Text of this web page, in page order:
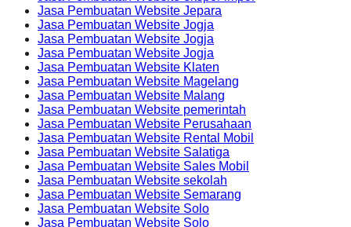
Jasa Pembuatan Website Jepara
Jasa Pembuatan Website Jogja
Jasa Pembuatan Website Jogja
Jasa Pembuatan Website Jogja
Jasa Pembuatan Website Klaten
Jasa Pembuatan Website Magelang
Jasa Pembuatan Website Malang
Jasa Pembuatan Website pemerintah
Jasa Pembuatan Website Perusahaan
Jasa Pembuatan Website Rental Mobil
Jasa Pembuatan Website Salatiga
Jasa Pembuatan Website Sales Mobil
Jasa Pembuatan Website sekolah
Jasa Pembuatan Website Semarang
Jasa Pembuatan Website Solo
Jasa Pembuatan Website Solo